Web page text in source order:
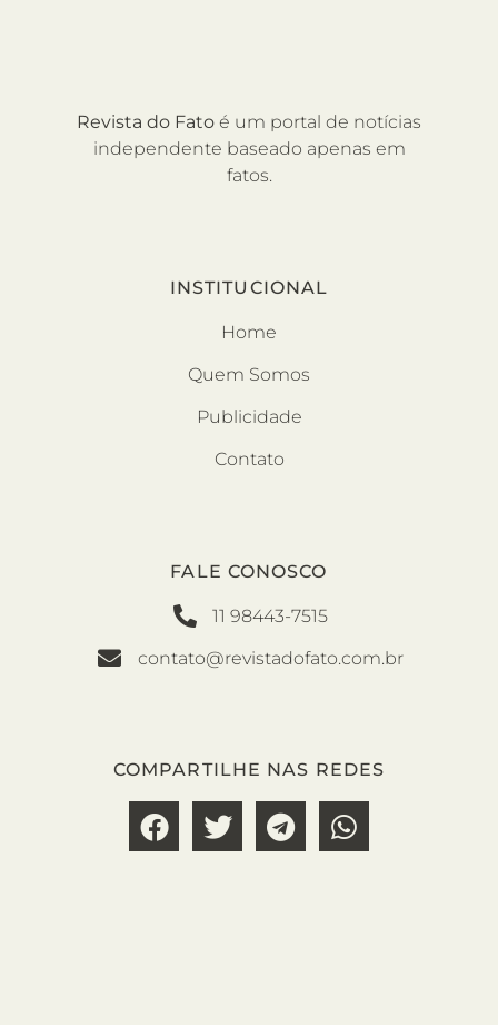
Revista do Fato é um portal de notícias
independente baseado apenas em
fatos.
INSTITUCIONAL
Home
Quem Somos
Publicidade
Contato
FALE CONOSCO
11 98443-7515
contato@revistadofato.com.br
COMPARTILHE NAS REDES